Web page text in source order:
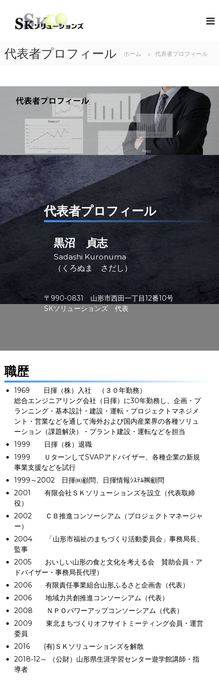
へ
ッ
リ
シ
ズ
プ
タ
ソ
リ
ュ
シ
ョ
ン
・
ラ
ボ
レ
ー
ー
を
め
て
代表者プロフィール ホーム 代表者プロフィール
代表者プロフィール
黒沼 貞志
Sadashi Kuronuma
（くろぬま さだし）
〒990-0831 山形市西田一丁目12番10号
SKソリューションズ 代表
職歴
1969 日揮（株）入社 （３０年勤務）
総合エンジニアリング会社（日揮）に30年勤務し、企画・プ
ランニング・基本設計・建設・運転・プロジェクトマネジメ
ント・営業などを通して海外および国内産業界の各種ソリュ
ーション（課題解決）・プラント建設・運転などを担当
1999 日揮（株）退職
1999 ＵターンしてSVAPアドバイザー、各種企業の新規
事業支援などを試行
1999～2002 日揮㈱顧問、日揮情報ｼｽﾃﾑ㈱顧問
2001 有限会社ＳＫソリューションズを設立（代表取締
役）
2002 ＣＢ推進コンソーシアム（プロジェクトマネージャ
ー）
2004 「山形市福祉のまちづくり活動委員会」事務局長、
監事
2005 おいしい山形の食と文化を考える会 賛助会員・ア
ドバイザー・事務局長代理）
2006 有限責任事業組合山形ふるさと企画舎（代表）
2006 地域力共創推進コンソーシアム（代表）
2008 ＮＰＯパワーアップコンソーシアム（代表）
2009 東北まちづくりオフサイトミーティング会員・運営
委員
2016 (有)ＳＫソリューションズを解散
2018-12～ （公財）山形県生涯学習センター遊学館講師・指
導者